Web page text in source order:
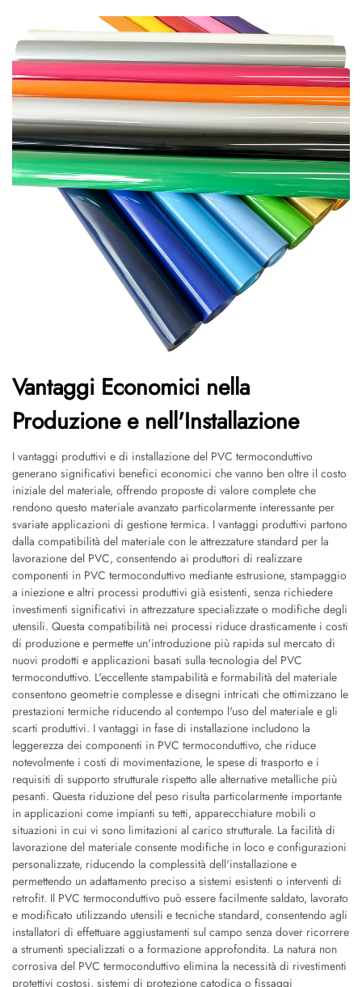
Vantaggi Economici nella
Produzione e nell'Installazione
I vantaggi produttivi e di installazione del PVC termoconduttivo
generano significativi benefici economici che vanno ben oltre il costo
iniziale del materiale, offrendo proposte di valore complete che
rendono questo materiale avanzato particolarmente interessante per
svariate applicazioni di gestione termica. I vantaggi produttivi partono
dalla compatibilità del materiale con le attrezzature standard per la
lavorazione del PVC, consentendo ai produttori di realizzare
componenti in PVC termoconduttivo mediante estrusione, stampaggio
a iniezione e altri processi produttivi già esistenti, senza richiedere
investimenti significativi in attrezzature specializzate o modifiche degli
utensili. Questa compatibilità nei processi riduce drasticamente i costi
di produzione e permette un'introduzione più rapida sul mercato di
nuovi prodotti e applicazioni basati sulla tecnologia del PVC
termoconduttivo. L'eccellente stampabilità e formabilità del materiale
consentono geometrie complesse e disegni intricati che ottimizzano le
prestazioni termiche riducendo al contempo l'uso del materiale e gli
scarti produttivi. I vantaggi in fase di installazione includono la
leggerezza dei componenti in PVC termoconduttivo, che riduce
notevolmente i costi di movimentazione, le spese di trasporto e i
requisiti di supporto strutturale rispetto alle alternative metalliche più
pesanti. Questa riduzione del peso risulta particolarmente importante
in applicazioni come impianti su tetti, apparecchiature mobili o
situazioni in cui vi sono limitazioni al carico strutturale. La facilità di
lavorazione del materiale consente modifiche in loco e configurazioni
personalizzate, riducendo la complessità dell'installazione e
permettendo un adattamento preciso a sistemi esistenti o interventi di
retrofit. Il PVC termoconduttivo può essere facilmente saldato, lavorato
e modificato utilizzando utensili e tecniche standard, consentendo agli
installatori di effettuare aggiustamenti sul campo senza dover ricorrere
a strumenti specializzati o a formazione approfondita. La natura non
corrosiva del PVC termoconduttivo elimina la necessità di rivestimenti
protettivi costosi, sistemi di protezione catodica o fissaggi